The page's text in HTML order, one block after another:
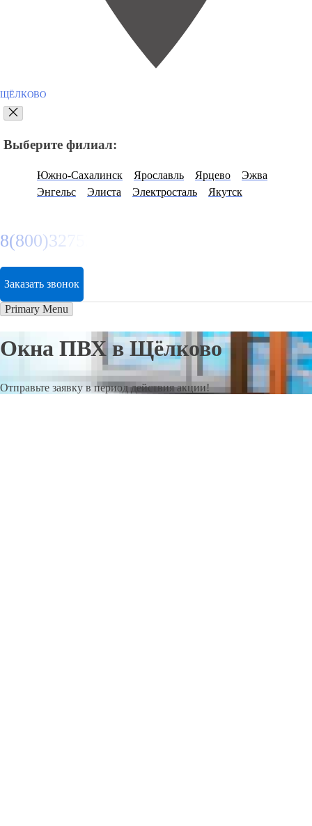
ЩЁЛКОВО
Выберите филиал:
Южно-Сахалинск Ярославль Ярцево
Эжва
Энгельс
Элиста Электросталь Якутск
8(800)3275280
Заказать звонок
Primary Menu
Окна ПВХ в Щёлково
Отправьте заявку в период действия акции!